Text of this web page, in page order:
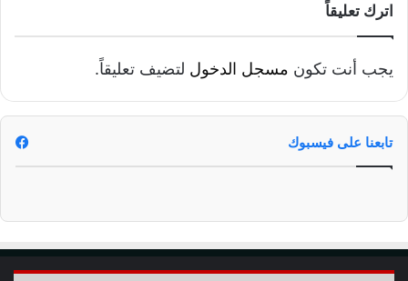
اترك تعليقاً
يجب أنت تكون مسجل الدخول لتضيف تعليقاً.
تابعنا على فيسبوك